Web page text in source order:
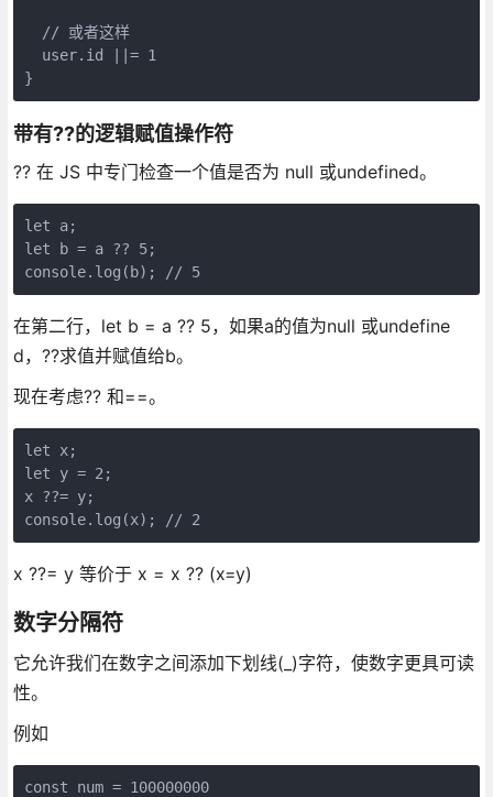
  // 或者这样
  user.id ||= 1
}
带有??的逻辑赋值操作符
?? 在 JS 中专门检查一个值是否为 null 或undefined。
let a;
let b = a ?? 5;
console.log(b); // 5
在第二行，let b = a ?? 5，如果a的值为null 或undefine
d，??求值并赋值给b。
现在考虑?? 和==。
let x;
let y = 2;
x ??= y;
console.log(x); // 2
x ??= y 等价于 x = x ?? (x=y)
数字分隔符
它允许我们在数字之间添加下划线(_)字符，使数字更具可读
性。
例如
const num = 100000000